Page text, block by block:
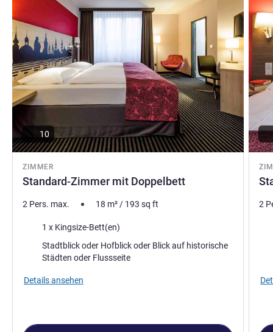
ZIMMER
Standard-Zimmer mit Doppelbett
10
2 Pers. max. 18 m²/ 193 sq ft
Bettwäsche
1 x Kingsize-Bett(en)
Aussicht:Stadtblick oder Hofblick oder Blick auf historische
Städten oder Flussseite
Details ansehen
2